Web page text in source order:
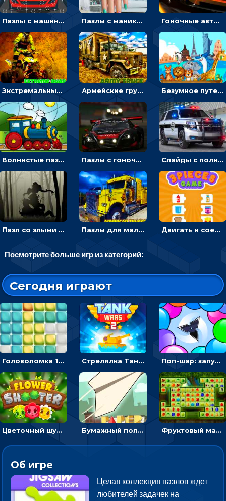
Пазлы с машинами Форд: собирать картинки и открывать новые Пазлы с маникюром: собери идеальный рисунок для ногтей Гоночные авто в пазлах: разбей картинку и собери снова
Экстремальные пазлы с квадроциклами: собирать крутые тачки Армейские грузовики в пазлах: собери военную машину Безумное путешествие друзей по миру: собирать пазлы из фото с животными
Волнистые пазлы с транспортом: собирай картинку из частей Пазлы с гоночными автомобилями: собери свой болид по частям Слайды с полицейскими машинами: перемещать пазлы, чтобы собрать картинку
Пазл со злыми духами: собирать картинку по частям Пазлы для мальчиков с американскими грузовиками Двигать и соединять пазлы по смыслу - головоломка для детей
Посмотрите больше игр из категорий:
Сегодня играют
Головоломка 10х10 Стрелялка Танковые войны: бить по танку врага, чтобы уничтожить зло Поп-шар: запускать колючку, чтобы лопать воздушные шарики
Цветочный шутер: стрелять пчелками по цветам Бумажный полет: бросай самолетик и собери бонусы Фруктовый маджонг - найти одинаковые плитки головоломки
Об игре
Целая коллекция пазлов ждет
любителей задачек на